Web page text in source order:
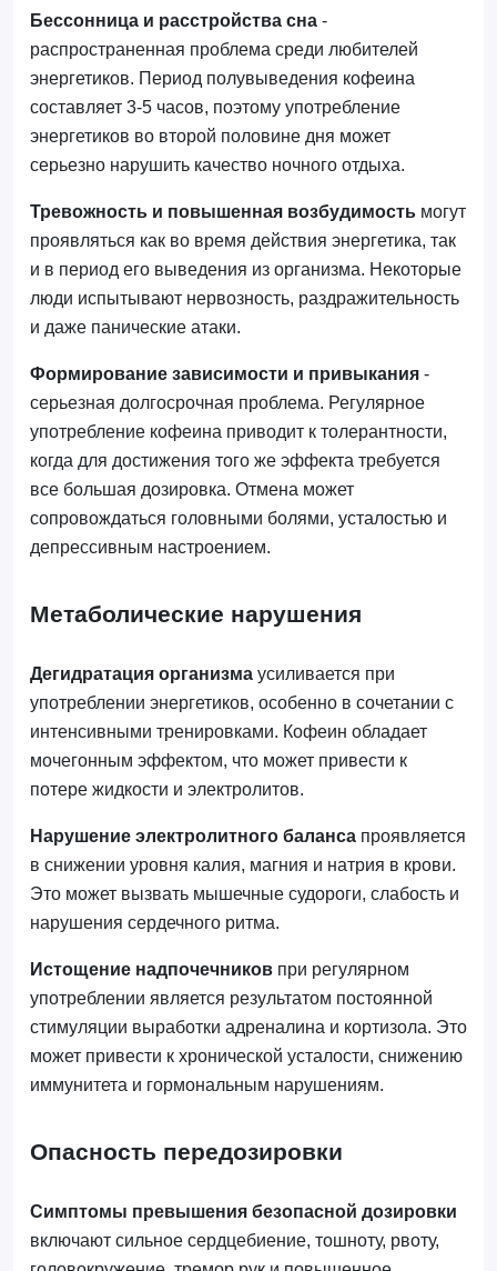
Бессонница и расстройства сна-
распространенная проблема среди любителей
энергетиков. Период полувыведения кофеина
составляет 3-5 часов, поэтому употребление
энергетиков во второй половине дня может
серьезно нарушить качество ночного отдыха.
Тревожность и повышенная возбудимостьмогут
проявляться как во время действия энергетика, так
и в период его выведения из организма. Некоторые
люди испытывают нервозность, раздражительность
и даже панические атаки.
Формирование зависимости и привыкания-
серьезная долгосрочная проблема. Регулярное
употребление кофеина приводит к толерантности,
когда для достижения того же эффекта требуется
все большая дозировка. Отмена может
сопровождаться головными болями, усталостью и
депрессивным настроением.
Метаболические нарушения
Дегидратация организмаусиливается при
употреблении энергетиков, особенно в сочетании с
интенсивными тренировками. Кофеин обладает
мочегонным эффектом, что может привести к
потере жидкости и электролитов.
Нарушение электролитного балансапроявляется
в снижении уровня калия, магния и натрия в крови.
Это может вызвать мышечные судороги, слабость и
нарушения сердечного ритма.
Истощение надпочечниковпри регулярном
употреблении является результатом постоянной
стимуляции выработки адреналина и кортизола. Это
может привести к хронической усталости, снижению
иммунитета и гормональным нарушениям.
Опасность передозировки
Симптомы превышения безопасной дозировки
включают сильное сердцебиение, тошноту, рвоту,